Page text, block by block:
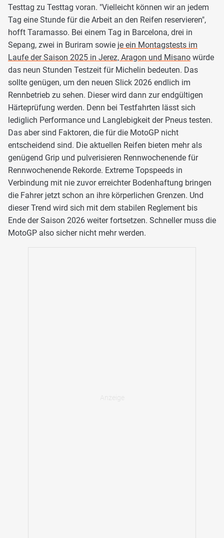
Testtag zu Testtag voran. "Vielleicht können wir an jedem
Tag eine Stunde für die Arbeit an den Reifen reservieren",
hofft Taramasso. Bei einem Tag in Barcelona, drei in
Sepang, zwei in Buriram sowie je ein Montagstests im
Laufe der Saison 2025 in Jerez, Aragon und Misano würde
das neun Stunden Testzeit für Michelin bedeuten. Das
sollte genügen, um den neuen Slick 2026 endlich im
Rennbetrieb zu sehen. Dieser wird dann zur endgültigen
Härteprüfung werden. Denn bei Testfahrten lässt sich
lediglich Performance und Langlebigkeit der Pneus testen.
Das aber sind Faktoren, die für die MotoGP nicht
entscheidend sind. Die aktuellen Reifen bieten mehr als
genügend Grip und pulverisieren Rennwochenende für
Rennwochenende Rekorde. Extreme Topspeeds in
Verbindung mit nie zuvor erreichter Bodenhaftung bringen
die Fahrer jetzt schon an ihre körperlichen Grenzen. Und
dieser Trend wird sich mit dem stabilen Reglement bis
Ende der Saison 2026 weiter fortsetzen. Schneller muss die
MotoGP also sicher nicht mehr werden.